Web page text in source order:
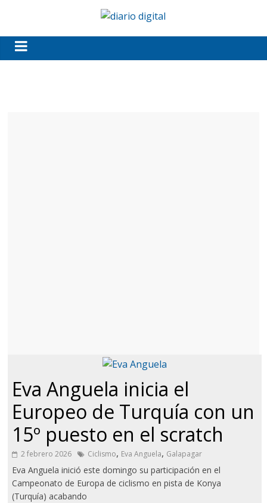
Eva Anguela inicia el
Europeo de Turquía con un
15º puesto en el scratch
2 febrero 2026 Ciclismo, Eva Anguela, Galapagar
Eva Anguela inició este domingo su participación en el
Campeonato de Europa de ciclismo en pista de Konya
(Turquía) acabando